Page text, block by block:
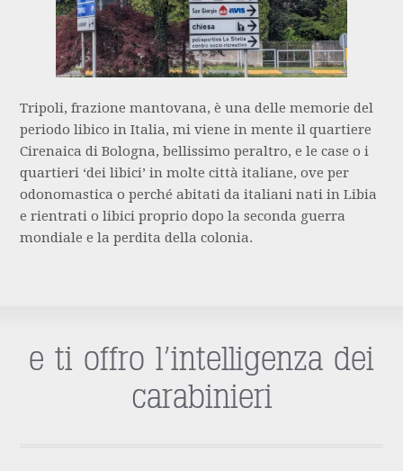
Tripoli, frazione mantovana, è una delle memorie del
periodo libico in Italia, mi viene in mente il quartiere
Cirenaica di Bologna, bellissimo peraltro, e le case o i
quartieri ‘dei libici’ in molte città italiane, ove per
odonomastica o perché abitati da italiani nati in Libia
e rientrati o libici proprio dopo la seconda guerra
mondiale e la perdita della colonia.
e ti offro l’intelligenza dei
carabinieri